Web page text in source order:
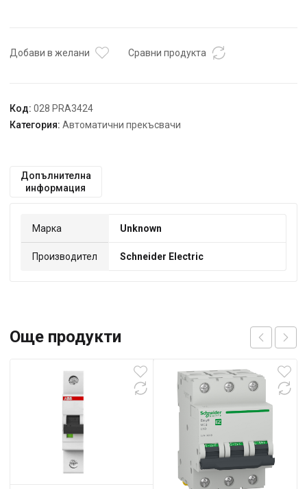
Добави в желани Сравни продукта
Код: 028 PRA3424
Категория: Автоматични прекъсвачи
Допълнителна
информация
Марка Unknown
Производител Schneider Electric
Още продукти